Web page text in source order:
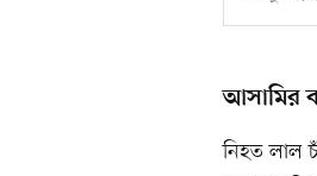
আসামির
নিহত লাল